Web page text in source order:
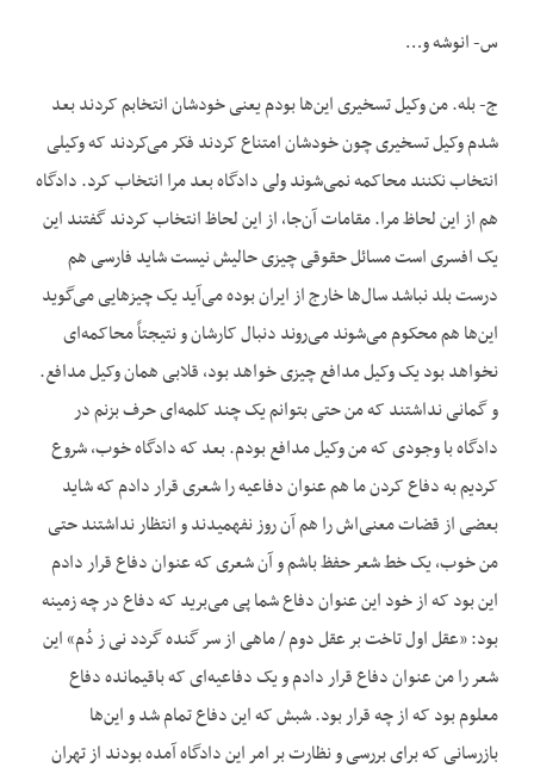
س- انوشه و…
ج- بله. من وکیل تسخیری این‌ها بودم یعنی خودشان انتخابم کردند بعد
شدم وکیل تسخیری چون خودشان امتناع کردند فکر می‌کردند که وکیلی
انتخاب نکنند محاکمه نمی‌شوند ولی دادگاه بعد مرا انتخاب کرد. دادگاه
هم از این لحاظ مرا. مقامات آن‌جا، از این لحاظ انتخاب کردند گفتند این
یک افسری است مسائل حقوقی چیزی حالیش نیست شاید فارسی هم
درست بلد نباشد سال‌ها خارج از ایران بوده می‌آید یک چیزهایی می‌گوید
این‌ها هم محکوم می‌شوند می‌روند دنبال کارشان و نتیجتاً محاکمه‌ای
نخواهد بود یک وکیل مدافع چیزی خواهد بود، قلابی همان وکیل مدافع.
و گمانی نداشتند که من حتی بتوانم یک چند کلمه‌ای حرف بزنم در
دادگاه با وجودی که من وکیل مدافع بودم. بعد که دادگاه خوب، شروع
کردیم به دفاع کردن ما هم عنوان دفاعیه را شعری قرار دادم که شاید
بعضی از قضات معنی‌اش را هم آن روز نفهمیدند و انتظار نداشتند حتی
من خوب، یک خط شعر حفظ باشم و آن شعری که عنوان دفاع قرار دادم
این بود که از خود این عنوان دفاع شما پی می‌برید که دفاع در چه زمینه
بود: «عقل اول تاخت بر عقل دوم / ماهی از سر گنده گردد نی ز دُم» این
شعر را من عنوان دفاع قرار دادم و یک دفاعیه‌ای که باقیمانده دفاع
معلوم بود که از چه قرار بود. شبش که این دفاع تمام شد و این‌ها
بازرسانی که برای بررسی و نظارت بر امر این دادگاه آمده بودند از تهران